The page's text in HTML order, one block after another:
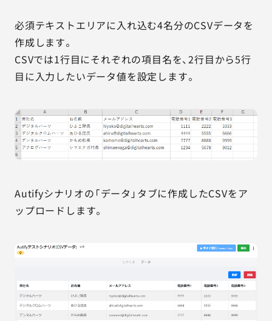
必須テキストエリアに入れ込む4名分のCSVデータを
作成します。
CSVでは1行目にそれぞれの項目名を、2行目から5行
目に入力したいデータ値を設定します。
Autifyシナリオの「データ」タブに作成したCSVをア
ップロードします。